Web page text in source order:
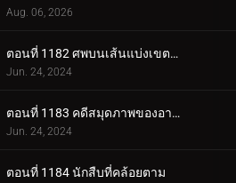
Aug. 06, 2026
ตอนที่ 1182 ศพบนเส้นแบ่งเขตกุนมะกับนางาโนะ (ตอนจบ)
Jun. 24, 2024
ตอนที่ 1183 คดีสมุดภาพของอายูมิ 4
Jun. 24, 2024
ตอนที่ 1184 นักสืบที่คล้อยตาม